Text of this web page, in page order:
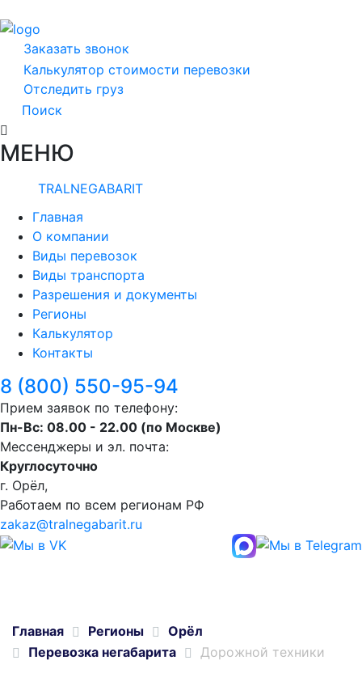
Заказать звонок
Калькулятор стоимости перевозки
Отследить груз
Поиск
МЕНЮ
TRALNEGABARIT
Главная
О компании
Виды перевозок
Виды транспорта
Разрешения и документы
Регионы
Калькулятор
Контакты
8 (800) 550-95-94
Прием заявок по телефону:
Пн-Вс: 08.00 - 22.00 (по Москве)
Мессенджеры и эл. почта:
Круглосуточно
г. Орёл,
Работаем по всем регионам РФ
zakaz@tralnegabarit.ru
Главная Регионы
Орёл
Перевозка негабарита
Дорожной техники